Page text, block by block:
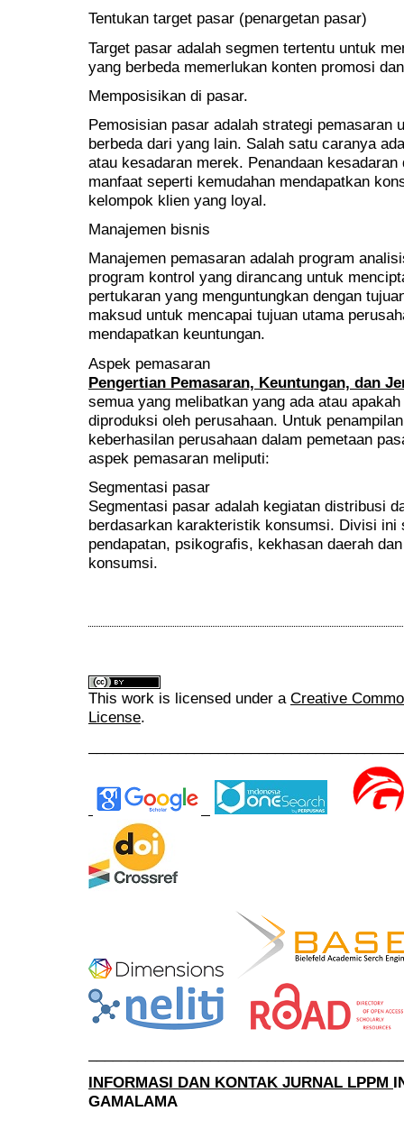
Tentukan target pasar (penargetan pasar)
Target pasar adalah segmen tertentu untuk
yang berbeda memerlukan konten promosi
Memposisikan di pasar.
Pemosisian pasar adalah strategi pemasaran
berbeda dari yang lain. Salah satu caranya
atau kesadaran merek. Penandaan
manfaat seperti kemudahan mendapatkan
kelompok klien yang loyal.
Manajemen bisnis
Manajemen pemasaran adalah program
program kontrol yang dirancang untuk
pertukaran yang menguntungkan dengan
maksud untuk mencapai tujuan utama
mendapatkan keuntungan.
Aspek pemasaran
Pengertian Pemasaran, Keuntungan, dan
semua yang melibatkan yang ada atau
diproduksi oleh perusahaan. Untuk
keberhasilan perusahaan dalam pemetaan
aspek pemasaran meliputi:
Segmentasi pasar
Segmentasi pasar adalah kegiatan distribusi
berdasarkan karakteristik konsumsi. Divisi
pendapatan, psikografis, kekhasan daerah
konsumsi.
This work is licensed under a Creative
License.
INFORMASI DAN KONTAK JURNAL LPPM
GAMALAMA